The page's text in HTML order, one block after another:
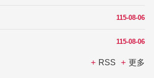
115-08-06
115-08-06
RSS 更多